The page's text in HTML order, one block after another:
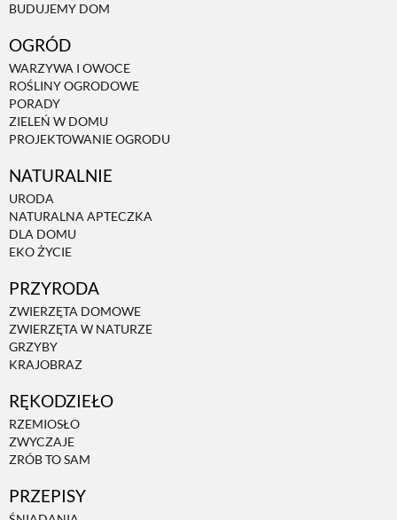
BUDUJEMY DOM
OGRÓD
WARZYWA I OWOCE
ROŚLINY OGRODOWE
PORADY
ZIELEŃ W DOMU
PROJEKTOWANIE OGRODU
NATURALNIE
URODA
NATURALNA APTECZKA
DLA DOMU
EKO ŻYCIE
PRZYRODA
ZWIERZĘTA DOMOWE
ZWIERZĘTA W NATURZE
GRZYBY
KRAJOBRAZ
RĘKODZIEŁO
RZEMIOSŁO
ZWYCZAJE
ZRÓB TO SAM
PRZEPISY